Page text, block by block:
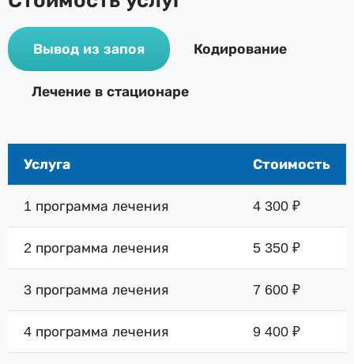
Вывод из запоя Кодирование
Лечение в стационаре
Услуга Стоимость
1 программа лечения 4 300 ₽
2 программа лечения 5 350 ₽
3 программа лечения 7 600 ₽
4 программа лечения 9 400 ₽